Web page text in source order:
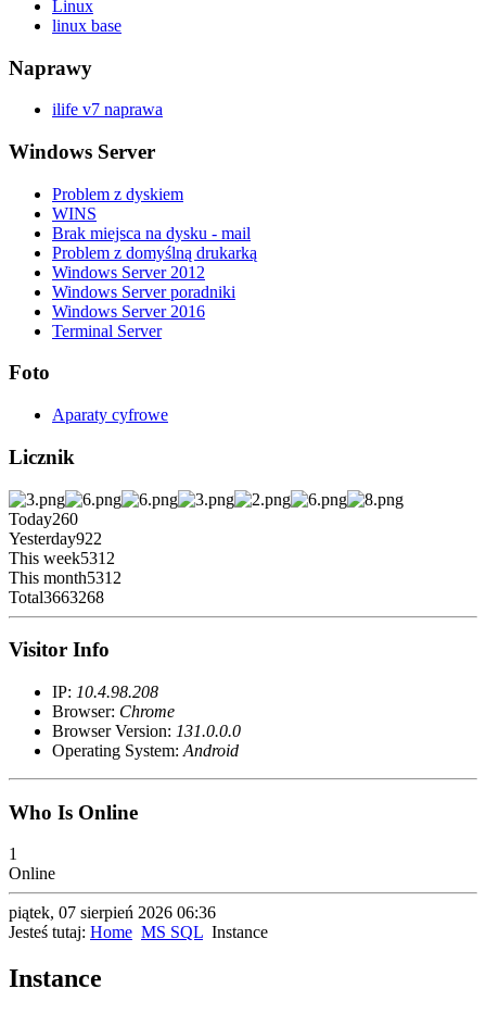
Linux
linux base
Naprawy
ilife v7 naprawa
Windows Server
Problem z dyskiem
WINS
Brak miejsca na dysku - mail
Problem z domyślną drukarką
Windows Server 2012
Windows Server poradniki
Windows Server 2016
Terminal Server
Foto
Aparaty cyfrowe
Licznik
Today260
Yesterday922
This week5312
This month5312
Total3663268
Visitor Info
IP: 10.4.98.208
Browser: Chrome
Browser Version: 131.0.0.0
Operating System: Android
Who Is Online
1
Online
piątek, 07 sierpień 2026 06:36
Jesteś tutaj: Home MS SQL Instance
Instance